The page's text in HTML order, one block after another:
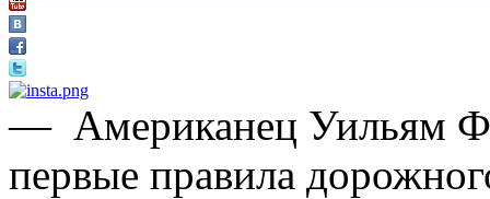
— Американец Уильям
первые правила